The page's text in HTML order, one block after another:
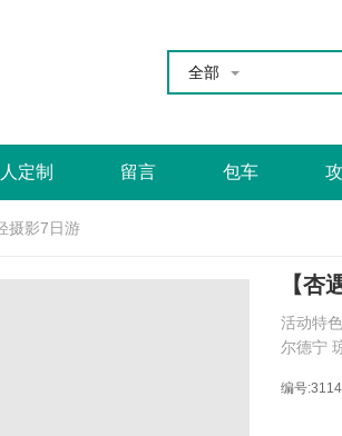
全部
定制 留言 包车
摄影7日游
【杏
活动特
尔德宁
编号